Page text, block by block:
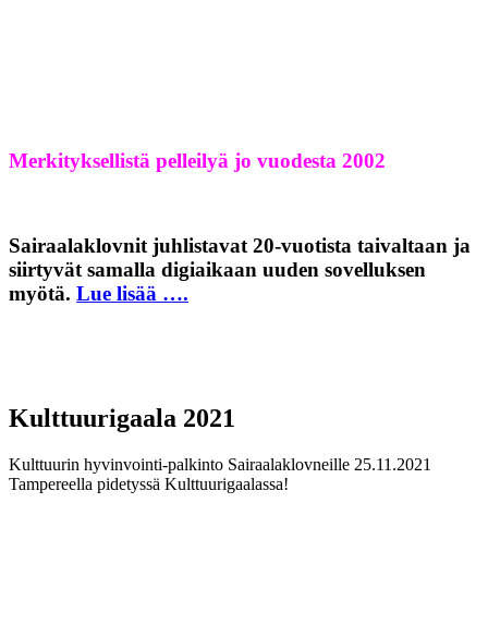
Merkityksellistä pelleilyä jo vuodesta 2002
Sairaalaklovnit juhlistavat 20-vuotista taivaltaan ja
siirtyvät samalla digiaikaan uuden sovelluksen
myötä. Lue lisää ….
Kulttuurigaala 2021
Kulttuurin hyvinvointi-palkinto Sairaalaklovneille 25.11.2021
Tampereella pidetyssä Kulttuurigaalassa!